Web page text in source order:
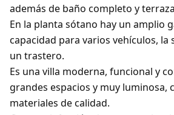
además de baño completo y
En la planta sótano hay un amplio
capacidad para varios vehículos, la
un trastero.
Es una villa moderna, funcional y
grandes espacios y muy luminosa,
materiales de calidad.